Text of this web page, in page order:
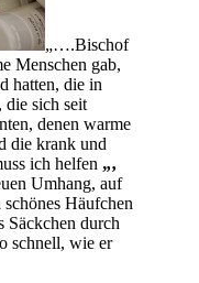
„….Bischof
Menschen gab,
hatten, die in
die sich seit
denen warme
die krank und
ich helfen „‚
Umhang, auf
Häufchen
durch
schnell, wie er